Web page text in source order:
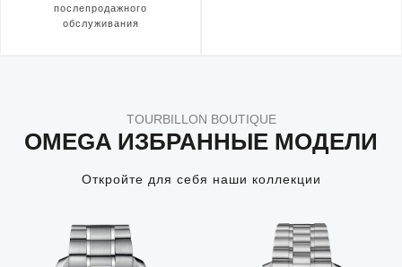
послепродажного
обслуживания
TOURBILLON BOUTIQUE
OMEGA ИЗБРАННЫЕ МОДЕЛИ
Откройте для себя наши коллекции